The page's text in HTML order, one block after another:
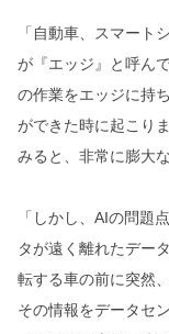
「自動車、スマート
が『エッジ』と呼ん
の作業をエッジに持
ができた時に起こり
みると、非常に膨大
「しかし、AIの問題
タが遠く離れたデー
転する車の前に突然
その情報をデータセ